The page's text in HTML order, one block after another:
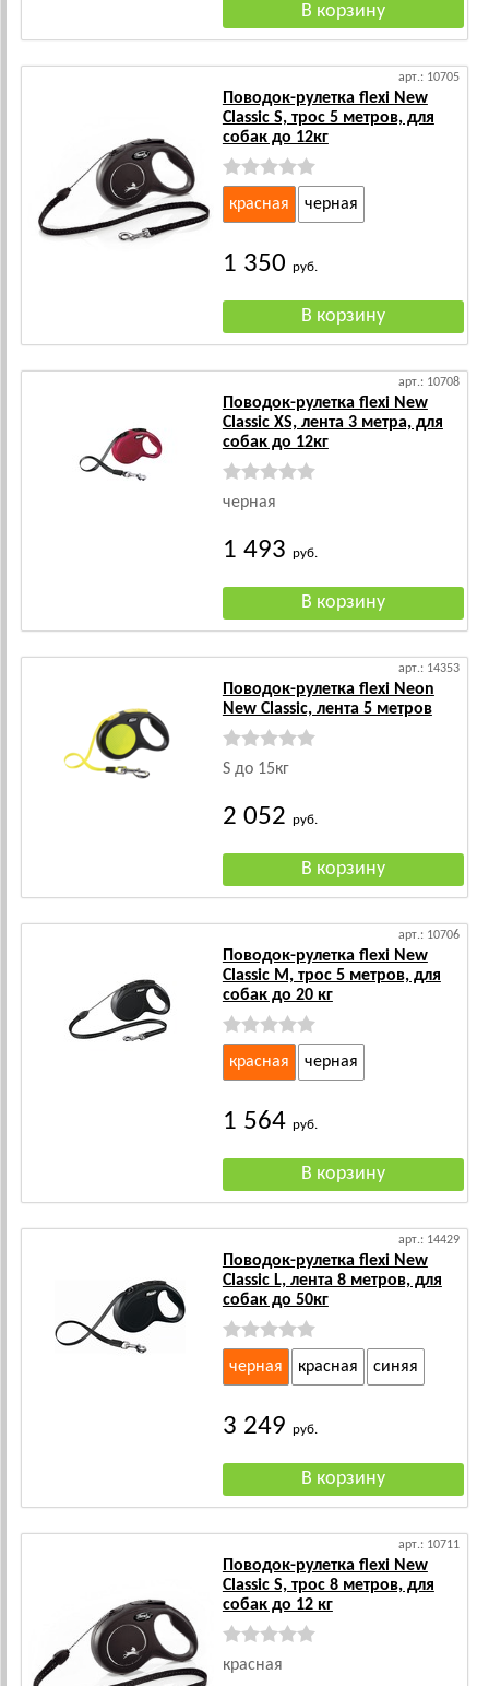
арт.: 10705
Поводок-рулетка flexi New
Classic S, трос 5 метров, для
собак до 12кг
красная черная
1 350 руб.
арт.: 10708
Поводок-рулетка flexi New
Classic XS, лента 3 метра, для
собак до 12кг
черная
1 493 руб.
арт.: 14353
Поводок-рулетка flexi Neon
New Classic, лента 5 метров
S до 15кг
2 052 руб.
арт.: 10706
Поводок-рулетка flexi New
Classic M, трос 5 метров, для
собак до 20 кг
красная черная
1 564 руб.
арт.: 14429
Поводок-рулетка flexi New
Classic L, лента 8 метров, для
собак до 50кг
черная красная синяя
3 249 руб.
арт.: 10711
Поводок-рулетка flexi New
Classic S, трос 8 метров, для
собак до 12 кг
красная